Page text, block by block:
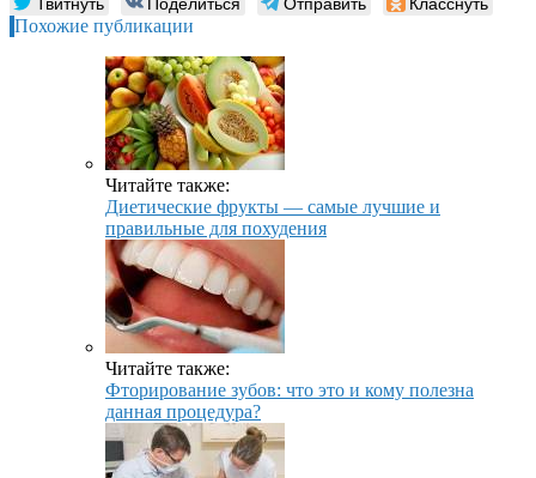
Похожие публикации
Читайте также:
Диетические фрукты — самые лучшие и
правильные для похудения
Читайте также:
Фторирование зубов: что это и кому полезна
данная процедура?